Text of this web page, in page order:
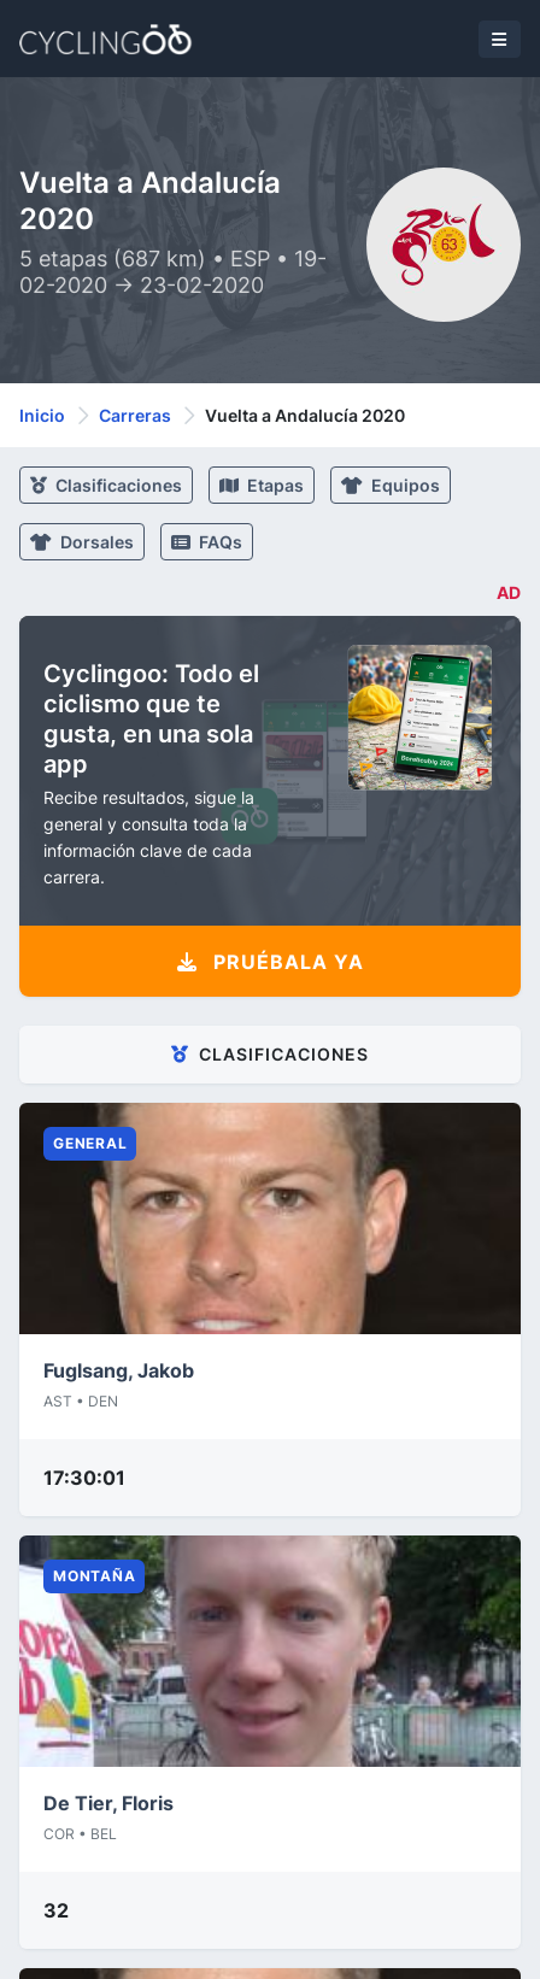
Vuelta a Andalucía
2020
5 etapas (687 km) • ESP • 19-
02-2020 -> 23-02-2020
Inicio Carreras Vuelta a Andalucía 2020
Clasificaciones Etapas Equipos
Dorsales FAQs
AD
Cyclingoo: Todo el
ciclismo que te
gusta, en una sola
app
Recibe resultados, sigue la
general y consulta toda la
información clave de cada
carrera.
PRUÉBALA YA
CLASIFICACIONES
GENERAL
Fuglsang, Jakob
AST • DEN
17:30:01
MONTAÑA
De Tier, Floris
COR • BEL
32